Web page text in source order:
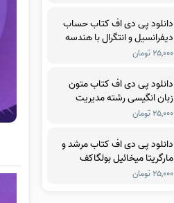
دانلود پی دی اف کتاب حساب
دیفرانسیل و انتگرال با هندسه
تحلیلی جلد سوم ریچارد
۲۵,۰۰۰ تومان
دانلود پی دی اف کتاب متون
زبان انگیسی رشته مدیریت
آموزشی فریدون یزدانی
۲۵,۰۰۰ تومان
دانلود پی دی اف کتاب مرشد و
مارگریتا میخائیل بولگاکف
۲۵,۰۰۰ تومان